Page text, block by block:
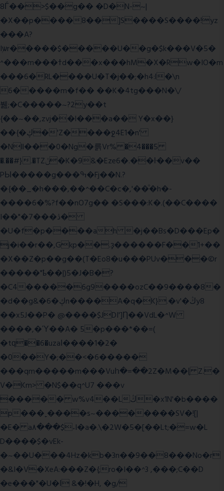
8Ѓ��>$��g�� �D�N-~|
�X��p����8��]S����S����!yz
���A?
Iۭѡr�����$�����U��g�$k���V�5�
^���m���ߙd���x���hM�X�Rw�IO�m
���6�RL����U�T�j��;�h4:l�\n
6�����m�f�� ��K�4tg���N�\/
뷆;�C�����~?2y��t
{��~��,zvj��l���a�� Y�x��}
��{�ڮ�'Z����ջ4E1�n'
�Nll���0�Ng�륽Vr% �4���5
�.��#}.�TZݩ�K�9&�Eze6�.��ŀ��v��
PЫ�����g���ߒ�Fj��N.?
�{��_�h���,��^��C�c�,'��ͦ�h�-
����6�%?f��nO7 g�� �S���:K�.(��C����
I��"�7 ���ڎ�
�U�f�p����ah �j��Bs�D���Ep�
j�i��r��,Gkp��.ҙ������F��1+��
�X��Z�p��g��(T�Eo8�u���PUv���©r
�����"ҍ��|)5�J�B�?
�C4�����6g9����ozC��9����8�
�d��g&�6�ڮn����A�q�K}.�v'�ڭy8
��x5J��P� @����$JDI']Ƞ��VdL�^W
����,�Ύ��A� 5�p���*��=(
�tԛ��6�uzaІ����1�2�
�0��Y�;��<�6�����
���qm�����m���Vuհ�=��2Z�M��ɭ Z.�
V�Km> �N$��q^U7 ���v
����� w%v4��Lڭ�x1N'�b����
p���˿����s~��������SV�![|
�E� a٨���$˖I�a�.\�2W�5�[��Lt;�=w�L
D����$�vEk-
�~��U���4Hz�kb�3n��9��8���No�r
�&I�V�XeA:���Z�{;ro�I��^3 ,���;C��D
�e���"�U�ǀ &�!�H, �g/